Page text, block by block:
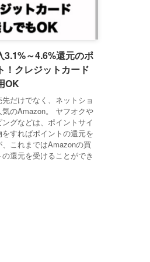
～4.6%還元のポ
！クレジットカード
OK
だけでなく、ネットショ
気のAmazon。 ヤフオクや
グなどは、ポイントサイ
をすればポイントの還元を
これまではAmazonの買
還元を受けることができ